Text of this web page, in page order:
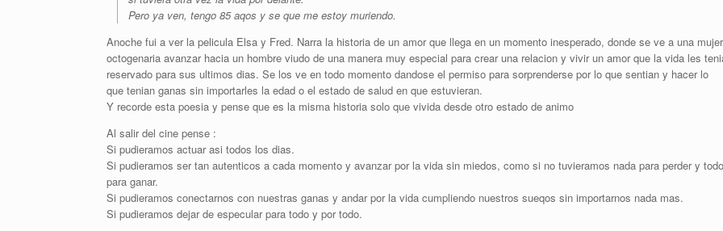
Pero ya ven, tengo 85 aqos y se que me estoy muriendo.
Anoche fui a ver la pelicula Elsa y Fred. Narra la historia de un amor que llega en un momento inesperado, donde se ve a una mujer
octogenaria avanzar hacia un hombre viudo de una manera muy especial para crear una relacion y vivir un amor que la vida les
reservado para sus ultimos dias. Se los ve en todo momento dandose el permiso para sorprenderse por lo que sentian y hacer lo
que tenian ganas sin importarles la edad o el estado de salud en que estuvieran.
Y recorde esta poesia y pense que es la misma historia solo que vivida desde otro estado de animo
Al salir del cine pense :
Si pudieramos actuar asi todos los dias.
Si pudieramos ser tan autenticos a cada momento y avanzar por la vida sin miedos, como si no tuvieramos nada para perder y todo
para ganar.
Si pudieramos conectarnos con nuestras ganas y andar por la vida cumpliendo nuestros sueqos sin importarnos nada mas.
Si pudieramos dejar de especular para todo y por todo.